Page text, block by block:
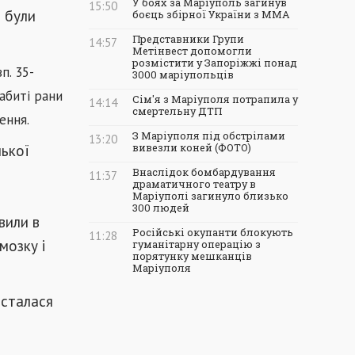
були
35-
рани
в
і
15:50
боєць збірної України з ММА
14:57
Представники Групи
Метінвест допомогли
розмістити у Запоріжжі понад
3000 маріупольців
14:14
Сім'я з Маріуполя потрапила у
смертельну ДТП
13:20
З Маріуполя під обстрілами
вивезли коней (ФОТО)
11:37
Внаслідок бомбардування
драматичного театру в
Маріуполі загинуло близько
300 людей
11:28
Російські окупанти блокують
гуманітарну операцію з
порятунку мешканців
Маріуполя